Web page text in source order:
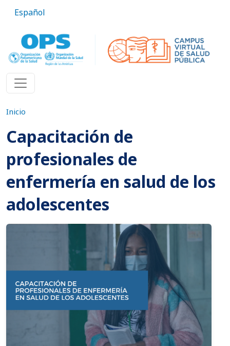
Español
Inicio
Capacitación de
profesionales de
enfermería en salud de los
adolescentes
Imagen